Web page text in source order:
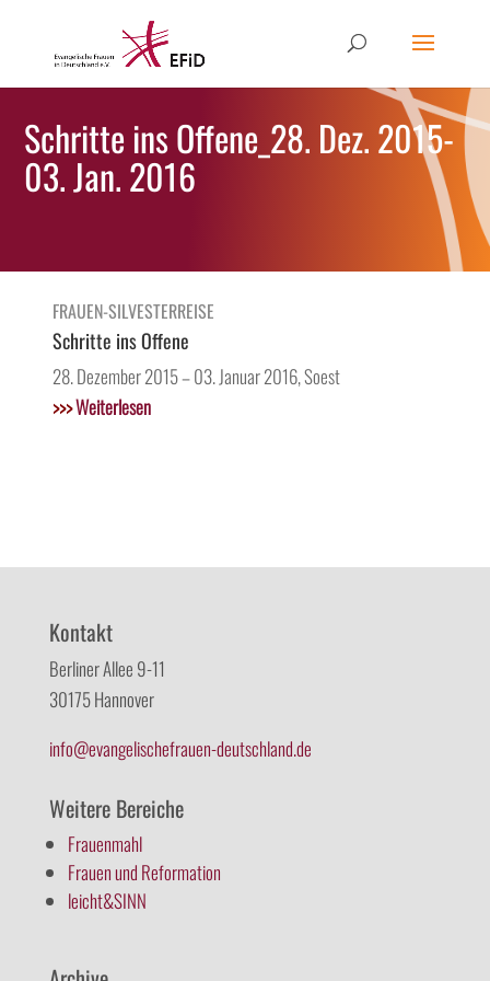
Schritte ins Offene_28. Dez. 2015-
03. Jan. 2016
FRAUEN-SILVESTERREISE
Schritte ins Offene
28. Dezember 2015 – 03. Januar 2016, Soest
>>>Weiterlesen
Kontakt
Berliner Allee 9-11
30175 Hannover
info@evangelischefrauen-deutschland.de
Weitere Bereiche
Frauenmahl
Frauen und Reformation
leicht&SINN